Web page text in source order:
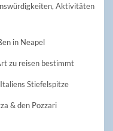
Aktivitäten
in Neapel
zu reisen bestimmt
Stiefelspitze
& den Pozzari